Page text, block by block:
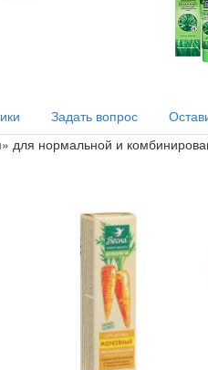
Задать вопрос
для нормальной и